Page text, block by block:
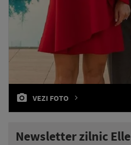
VEZI FOTO
Newsletter zilnic Elle